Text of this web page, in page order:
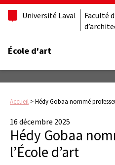
Université Laval
Faculté
École d'art
Accueil >Hédy Gobaa nommé
16 décembre 2025
Hédy Gobaa
l’École d’art